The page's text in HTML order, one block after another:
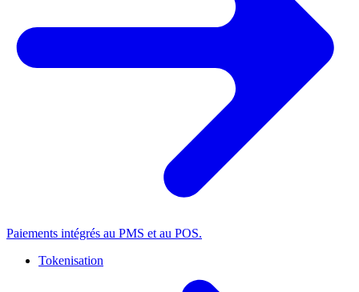
Paiements intégrés au PMS et au POS.
Tokenisation